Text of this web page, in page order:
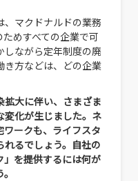
マクドナルドの業務
めすべての企業で可
しながら定年制度の廃
き方などは、どの企業
大に伴い、さまざま
変化が生じました。ネ
ークも、ライフスタ
るでしょう。自社の
を提供するには何が